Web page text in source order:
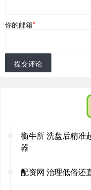
你的邮箱*
提交评论
衡牛所 洗盘后精准
器
配资网 治理低俗还